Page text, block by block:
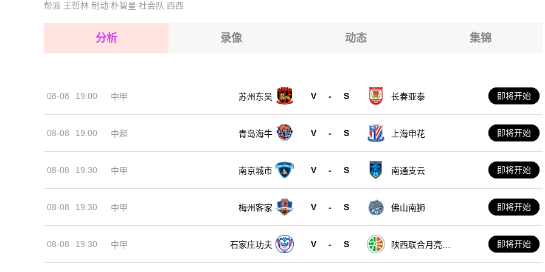
2026-08-16 【芬乙】 洪卡VSEBK埃斯波
2026-08-16 【芬乙】 洪卡VSEBK埃斯波
2026-08-16 【芬乙】 洪卡VSEBK埃斯波
2026-08-16 【芬乙】 洪卡VSEBK埃斯波
2026-08-16 【芬乙】 洪卡VSEBK埃斯波
帮派 王哲林 制动 朴智星 社会队 西西
分析 录像 动态 集锦
08-08 19:00 中甲 苏州东吴 V - S 长春亚泰 即将开始
08-08 19:00 中超 青岛海牛 V - S 上海申花 即将开始
08-08 19:30 中甲 南京城市 V - S 南通支云 即将开始
08-08 19:30 中甲 梅州客家 V - S 佛山南狮 即将开始
08-08 19:30 中甲 石家庄功夫 V - S
陕西联合月亮泊
即将开始